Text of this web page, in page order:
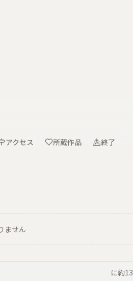
アクセス 所蔵作品 終了
ません
に約13